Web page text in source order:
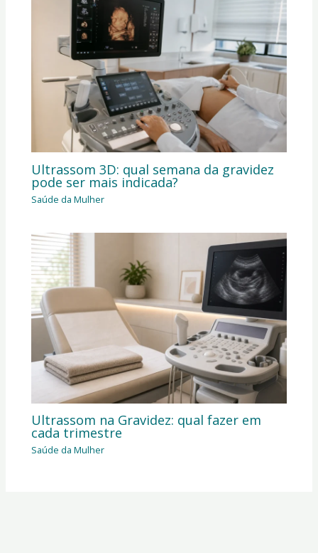
Ultrassom 3D: qual semana da gravidez
pode ser mais indicada?
Saúde da Mulher
Ultrassom na Gravidez: qual fazer em
cada trimestre
Saúde da Mulher